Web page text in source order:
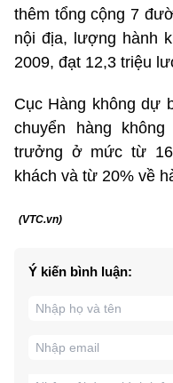
thêm tổng cộng 7
nội địa, lượng hành
2009, đạt 12,3 triệu
Cục Hàng không dự
chuyển hàng
trưởng ở mức từ
khách và từ 20% về
(VTC.vn)
Ý kiến bình luận: